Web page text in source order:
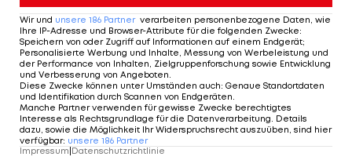
und ist nach nur einem Sieg aus 14 Spielen mit
acht Punkten 20. und somit Letzter.
Der FC Genua feiert im Kellerduell gegen Spezia
einen 2:1-Sieg. Die Tore erzielen Destro (15.) und
Criscito (73.) per Elfer. Für Spezia trifft Nzola (10.)
zur zwischenzeitlichen Führung. Für Genua ist es
der zweite Saisonsieg, damit klettern sie an
Wir und unsere 186 Partner verarbeiten personenbezogene Daten, wie
Ihre IP-Adresse und Browser-Attribute für die folgenden Zwecke:
Speichern von oder Zugriff auf Informationen auf einem Endgerät;
Personalisierte Werbung und Inhalte, Messung von Werbeleistung und
der Performance von Inhalten, Zielgruppenforschung sowie Entwicklung
und Verbesserung von Angeboten
Diese Zwecke können unter Umständen auch: Genaue Standortdaten
und Identifikation durch Scannen von Endgeräten
Manche Partner verwenden für gewisse Zwecke berechtigtes
Interesse als Rechtsgrundlage für die Datenverarbeitung. Details
dazu, sowie die Möglichkeit Ihr Widerspruchsrecht auszuüben, sind hier
verfügbar: unsere 186 Partner
Impressum|Datenschutzrichtlinie